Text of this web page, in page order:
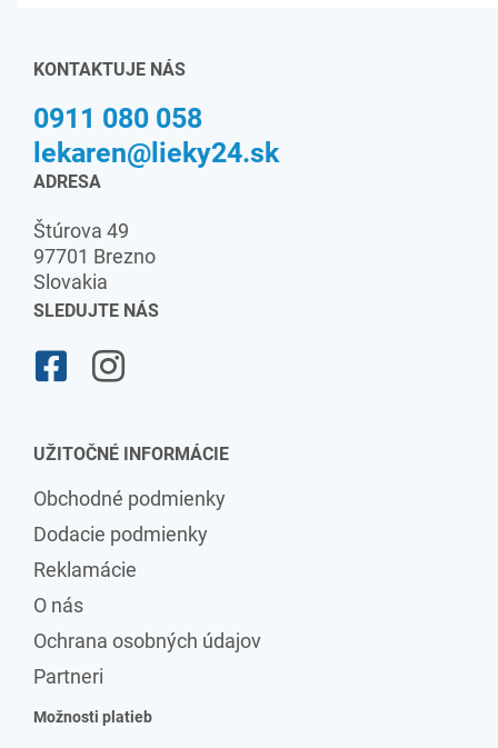
KONTAKTUJE NÁS
0911 080 058
lekaren@lieky24.sk
ADRESA
Štúrova 49
97701 Brezno
Slovakia
SLEDUJTE NÁS
UŽITOČNÉ INFORMÁCIE
Obchodné podmienky
Dodacie podmienky
Reklamácie
O nás
Ochrana osobných údajov
Partneri
Možnosti platieb